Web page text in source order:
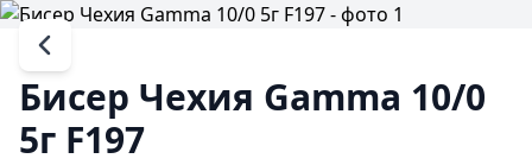
Бисер Чехия Gamma 10/0
5г F197